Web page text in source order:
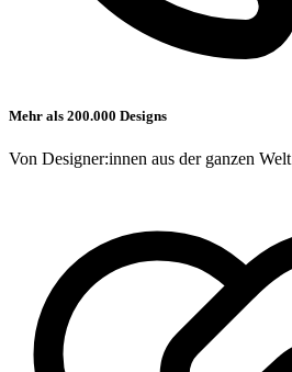
Mehr als 200.000 Designs
Von Designer:innen aus der ganzen Welt